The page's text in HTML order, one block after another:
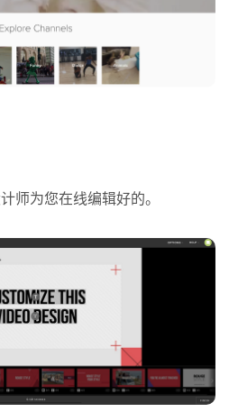
师为您在线编辑好的。